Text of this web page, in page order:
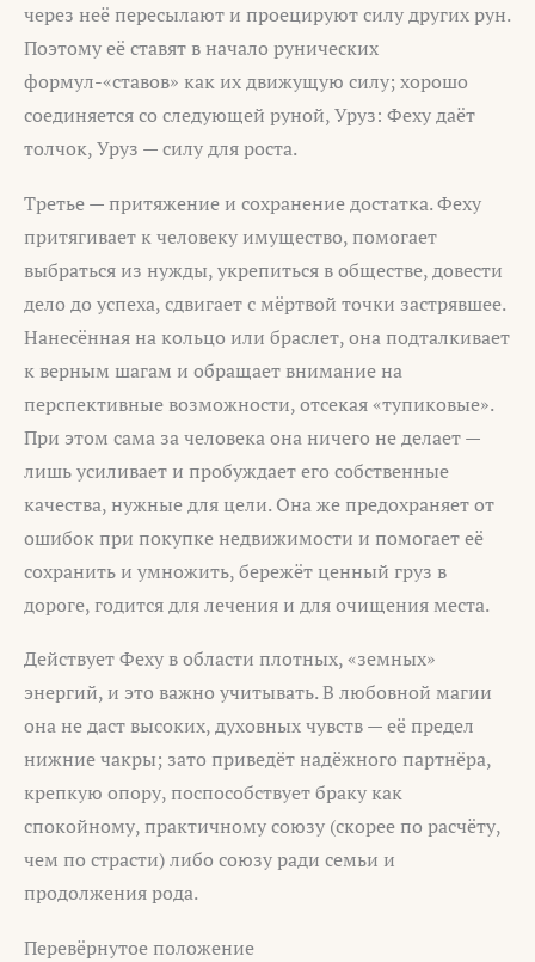
через неё пересылают и проецируют силу других рун.
Поэтому её ставят в начало рунических
формул-«ставов» как их движущую силу; хорошо
соединяется со следующей руной, Уруз: Феху даёт
толчок, Уруз — силу для роста.
Третье — притяжение и сохранение достатка. Феху
притягивает к человеку имущество, помогает
выбраться из нужды, укрепиться в обществе, довести
дело до успеха, сдвигает с мёртвой точки застрявшее.
Нанесённая на кольцо или браслет, она подталкивает
к верным шагам и обращает внимание на
перспективные возможности, отсекая «тупиковые».
При этом сама за человека она ничего не делает —
лишь усиливает и пробуждает его собственные
качества, нужные для цели. Она же предохраняет от
ошибок при покупке недвижимости и помогает её
сохранить и умножить, бережёт ценный груз в
дороге, годится для лечения и для очищения места.
Действует Феху в области плотных, «земных»
энергий, и это важно учитывать. В любовной магии
она не даст высоких, духовных чувств — её предел
нижние чакры; зато приведёт надёжного партнёра,
крепкую опору, поспособствует браку как
спокойному, практичному союзу (скорее по расчёту,
чем по страсти) либо союзу ради семьи и
продолжения рода.
Перевёрнутое положение